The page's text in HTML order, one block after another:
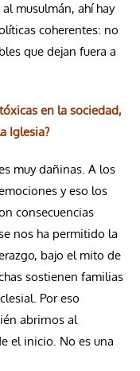
musulmán, ahí hay
coherentes: no
que dejan fuera a
en la sociedad,
Iglesia?
muy dañinas. A los
y eso los
consecuencias
nos ha permitido la
bajo el mito de
sostienen familias
Por eso
abrirnos al
el inicio. No es una